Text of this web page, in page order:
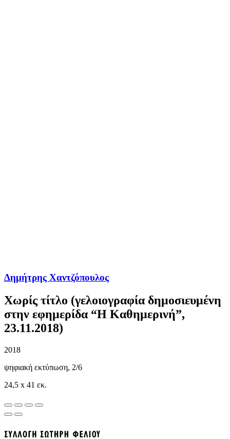
Δημήτρης Χαντζόπουλος
Χωρίς τίτλο (γελοιογραφία δημοσιευμένη
στην εφημερίδα “Η Καθημερινή”,
23.11.2018)
2018
ψηφιακή εκτύπωση, 2/6
24,5 x 41 εκ.